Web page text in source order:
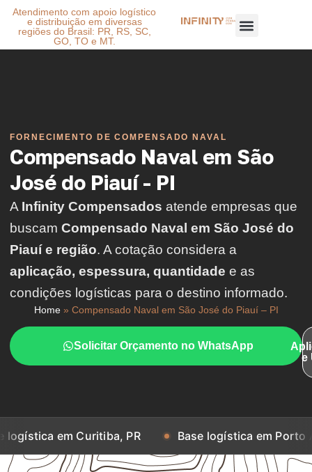
Atendimento com apoio logístico
e distribuição em diversas
regiões do Brasil: PR, RS, SC,
GO, TO e MT.
FORNECIMENTO DE COMPENSADO NAVAL
Compensado Naval em São
José do Piauí - PI
A Infinity Compensados atende empresas que
buscam Compensado Naval em São José do
Piauí e região. A cotação considera a
aplicação, espessura, quantidade e as
condições logísticas para o destino informado.
Home» Compensado Naval em São José do Piauí – PI
Solicitar Orçamento no WhatsApp
e
Curitiba, PR Base logística em Porto Alegre, RS